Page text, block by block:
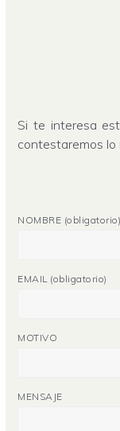
Si te interesa
contestaremos lo
NOMBRE (obligatorio)
EMAIL (obligatorio)
MOTIVO
MENSAJE